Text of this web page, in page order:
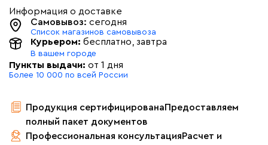
Информация о доставке
Самовывоз: сегодня
Список магазинов самовывоза
Курьером: бесплатно , завтра
В вашем городе
Пункты выдачи: от 1 дня
Более 10 000 по всей России
Продукция сертифицированаПредоставляем
полный пакет документов
Профессиональная консультацияРасчет и